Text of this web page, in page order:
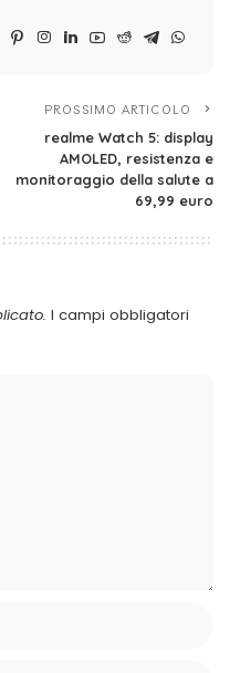
PROSSIMO ARTICOLO
realme Watch 5: display
AMOLED, resistenza e
monitoraggio della salute a
69,99 euro
I campi obbligatori